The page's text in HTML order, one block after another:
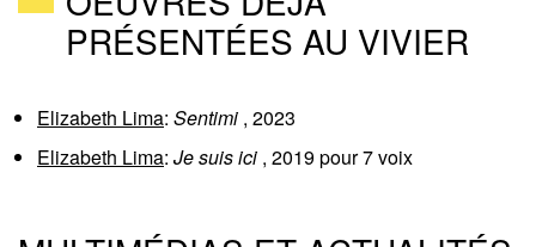
PRÉSENTÉES AU VIVIER
Elizabeth Lima: Sentimi , 2023
Elizabeth Lima: Je suis ici , 2019pour7 voix